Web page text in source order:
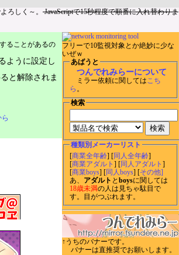
ろしく～。 JavaScriptで15秒程度で順番に入れ替わりま
フリーで10監視対象とか絶妙に少な
いぜｗ
あばうと
つんでれみらーについて
ミラー依頼に関してはこち
ら 。
検索
種類別メーカーリスト
[商業全年齢 ] [同人全年齢]
[商業アダルト ] [同人アダルト ]
[商業boys] [同人boys ] [その他]
あ、 アダルト とboysに関しては
18歳未満の人は見ちゃ駄目で
す。目がつぶれます。
↑うちのバナーです。
バナーは直推奨でお願いします。
ることがあるの
ように設定し
と解除されま